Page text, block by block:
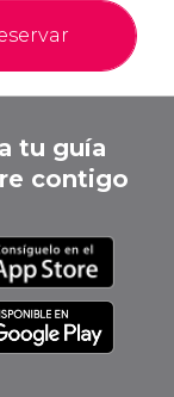
tu guía
contigo